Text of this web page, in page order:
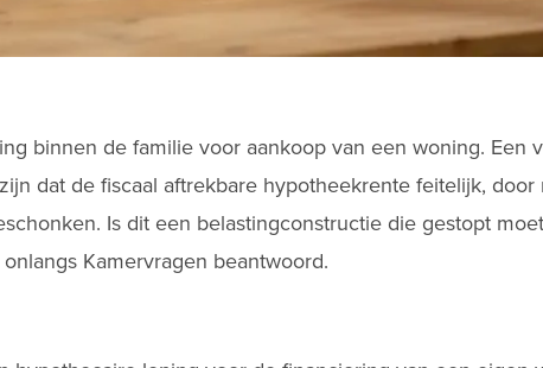
binnen de familie voor aankoop van een woning. Een
dat de fiscaal aftrekbare hypotheekrente feitelijk, door
Is dit een belastingconstructie die gestopt
Kamervragen beantwoord.